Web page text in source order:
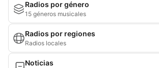
Radios por género
15 géneros musicales
Radios por regiones
Radios locales
Noticias